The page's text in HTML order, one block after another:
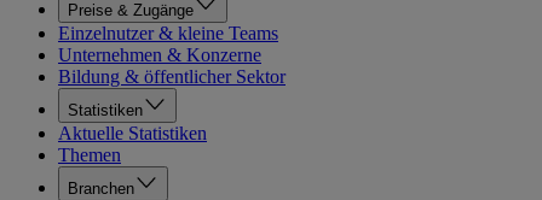
Preise & Zugänge
Einzelnutzer & kleine Teams
Unternehmen & Konzerne
Bildung & öffentlicher Sektor
Statistiken
Aktuelle Statistiken
Themen
Branchen